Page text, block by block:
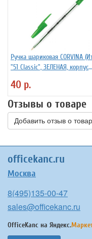
Ручка шариковая CORVINA
"51 Classic", ЗЕЛЕНАЯ, корпус
письма 0,7 мм, 401
40 р.
Отзывы о товаре
Добавить отзыв о
officekanc.ru
Москва
8(495)135-00-47
sales@officekanc.ru
OfficeKanc на Яндекс.